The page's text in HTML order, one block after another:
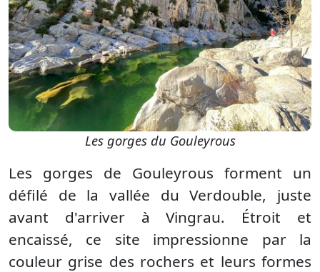
Les gorges du Gouleyrous
Les gorges de Gouleyrous forment un
défilé de la vallée du Verdouble, juste
avant d'arriver à Vingrau. Étroit et
encaissé, ce site impressionne par la
couleur grise des rochers et leurs formes